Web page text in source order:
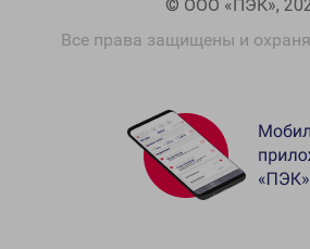
© ООО «ПЭК»,
Все права защищены и